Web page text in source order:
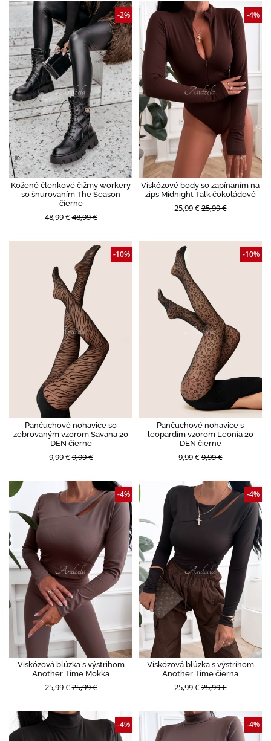
Kožené členkové čižmy workery
so šnurovaním The Season
čierne
48,99 €48,99 €
-2%
Viskózové body so zapínaním na
zips Midnight Talk čokoládové
25,99 €25,99 €
-4%
Pančuchové nohavice so
zebrovaným vzorom Savana 20
DEN čierne
9,99 €9,99 €
-10%
Pančuchové nohavice s
leopardím vzorom Leonia 20
DEN čierne
9,99 €9,99 €
-10%
Viskózová blúzka s výstrihom
Another Time Mokka
25,99 €25,99 €
-4%
Viskózová blúzka s výstrihom
Another Time čierna
25,99 €25,99 €
-4%
-4% -4%